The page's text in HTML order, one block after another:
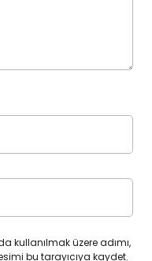
kullanılmak üzere adımı,
bu tarayıcıya kaydet.